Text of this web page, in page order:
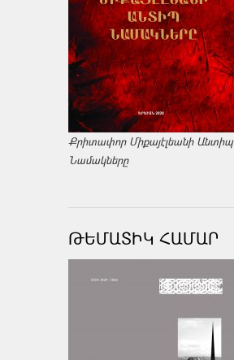
Քրիտափոր Միքայէլեանի Անտիպ
Նամակները
ԹԵՄԱՏԻԿ ՀԱՄԱՐ